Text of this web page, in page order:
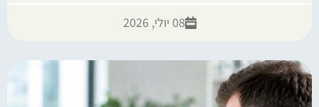
08 יולי, 2026